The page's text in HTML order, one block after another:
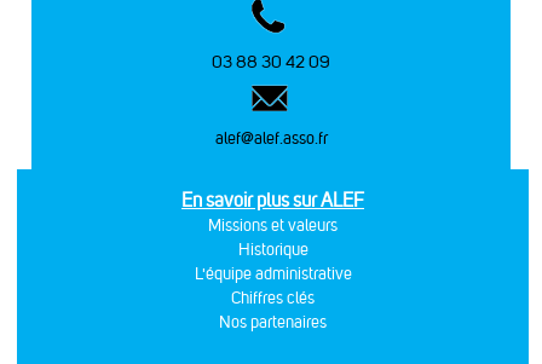
03 88 30 42 09
alef@alef.asso.fr
En savoir plus sur ALEF
Missions et valeurs
Historique
L'équipe administrative
Chiffres clés
Nos partenaires